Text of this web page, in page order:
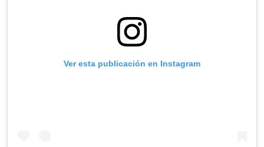
Ver esta publicación en Instagram